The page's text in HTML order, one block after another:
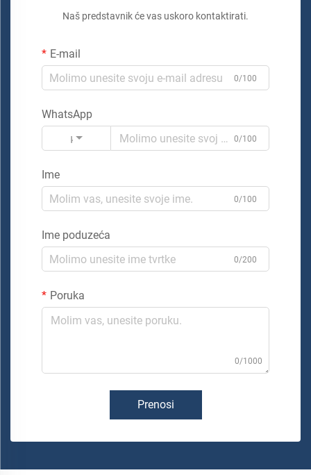
Naš predstavnik će vas uskoro kontaktirati.
E-mail
0/100
WhatsApp
Kod
0/100
Ime
0/100
Ime poduzeća
0/200
Poruka
0/1000
Prenosi